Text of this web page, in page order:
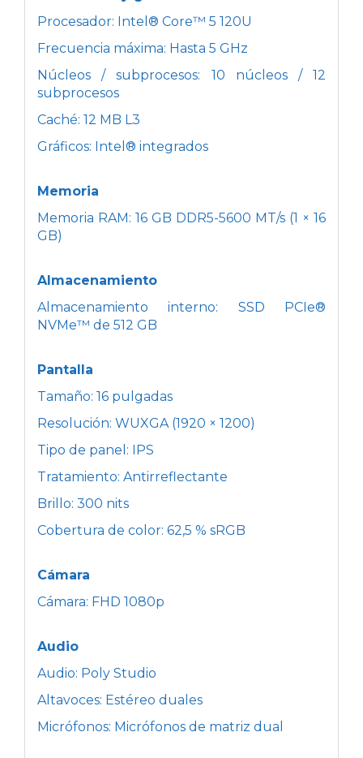
Procesador: Intel® Core™ 5 120U
Frecuencia máxima: Hasta 5 GHz
Núcleos / subprocesos: 10 núcleos / 12
subprocesos
Caché: 12 MB L3
Gráficos: Intel® integrados
Memoria
Memoria RAM: 16 GB DDR5-5600 MT/s (1 × 16
GB)
Almacenamiento
Almacenamiento interno: SSD PCIe®
NVMe™ de 512 GB
Pantalla
Tamaño: 16 pulgadas
Resolución: WUXGA (1920 × 1200)
Tipo de panel: IPS
Tratamiento: Antirreflectante
Brillo: 300 nits
Cobertura de color: 62,5 % sRGB
Cámara
Cámara: FHD 1080p
Audio
Audio: Poly Studio
Altavoces: Estéreo duales
Micrófonos: Micrófonos de matriz dual